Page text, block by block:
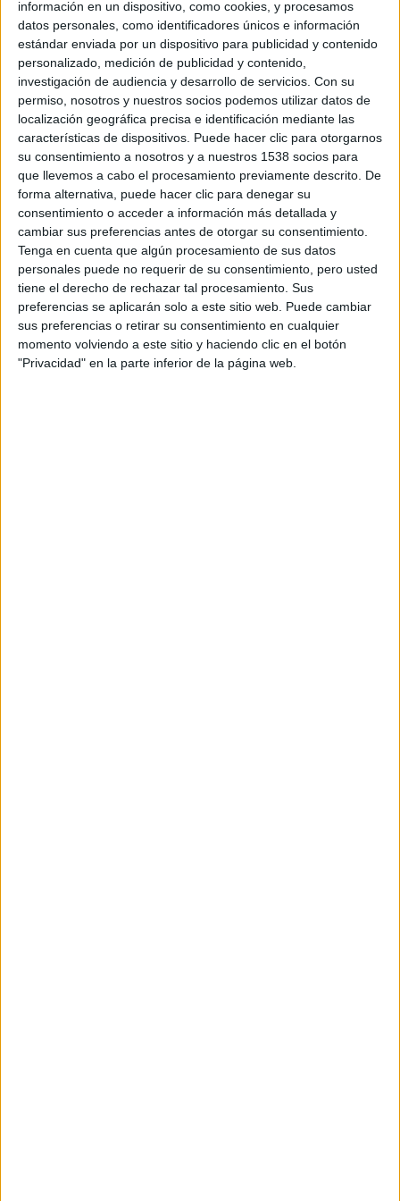
información en un dispositivo, como cookies, y procesamos
datos personales, como identificadores únicos e información
estándar enviada por un dispositivo para publicidad y contenido
personalizado, medición de publicidad y contenido,
investigación de audiencia y desarrollo de servicios. Con su
permiso, nosotros y nuestros socios podemos utilizar datos de
localización geográfica precisa e identificación mediante las
características de dispositivos. Puede hacer clic para otorgarnos
su consentimiento a nosotros y a nuestros 1538 socios para
que llevemos a cabo el procesamiento previamente descrito. De
forma alternativa, puede hacer clic para denegar su
consentimiento o acceder a información más detallada y
cambiar sus preferencias antes de otorgar su consentimiento.
Tenga en cuenta que algún procesamiento de sus datos
personales puede no requerir de su consentimiento, pero usted
tiene el derecho de rechazar tal procesamiento. Sus
preferencias se aplicarán solo a este sitio web. Puede cambiar
sus preferencias o retirar su consentimiento en cualquier
momento volviendo a este sitio y haciendo clic en el botón
"Privacidad" en la parte inferior de la página web.
Dan Brown,y protagonizada porTom Hanks.
Inferno
el famoso profesor de simbología (nuevamente
interpretado por Tom Hanks) se encuentra tras el rastro de una serie
de pistas conectadas con el mismísimo Dante. Cuando Langdon
despierta con amnesia en un hospital italiano, hará equipo con
Sienna Brooks (Felicity Jones), una doctora de la que él espera le
ayude a recuperar sus recuerdos. Juntos recorrerán Europa en una
carrera a contrarreloj para desbaratar una letal conspiración global.
Esta película es la continuación de las aventuras que comenzaron en
2006 conEl código Da Vinciy continuaron en 2009 conÁngeles y
Demonios, una saga que ha recaudado hasta la fecha más de 1.200
millones de dólares a nivel mundial.
El director/productorRon Howardy el productor
Grazer
acompañarán a Tom Hanks
en la nueva película de la serie
de Robert Langdon, junto aFelicity Jones(que interpreta a la Dr.
Sienna Brooks),Irrfan Khan(como Harry Sims),Omar Sy
Christoph Bruder),Sidse Babett Knudsen(interpreta a la Dr.
Elizabeth Sinskey) y Ben Foster.
El guión está escrito porDavid Koepp, basándose en el libro de
Browndel mismo título y ha sido supervisado por
Andrea Giannetti Columbia Pictures